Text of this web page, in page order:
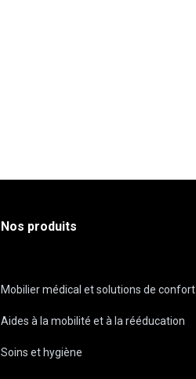
Nos produits
Mobilier médical et solutions de confort
Aides à la mobilité et à la rééducation
Soins et hygiène